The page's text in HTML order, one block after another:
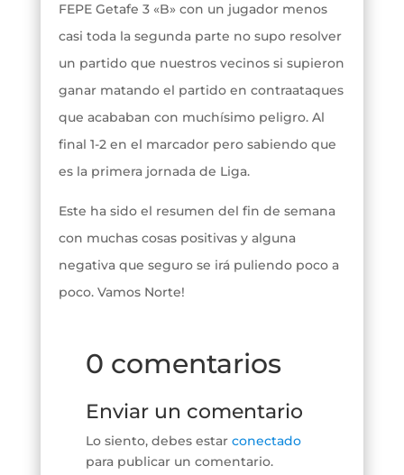
FEPE Getafe 3 «B» con un jugador menos
casi toda la segunda parte no supo resolver
un partido que nuestros vecinos si supieron
ganar matando el partido en contraataques
que acababan con muchísimo peligro. Al
final 1-2 en el marcador pero sabiendo que
es la primera jornada de Liga.
Este ha sido el resumen del fin de semana
con muchas cosas positivas y alguna
negativa que seguro se irá puliendo poco a
poco. Vamos Norte!
0 comentarios
Enviar un comentario
Lo siento, debes estar conectado
para publicar un comentario.